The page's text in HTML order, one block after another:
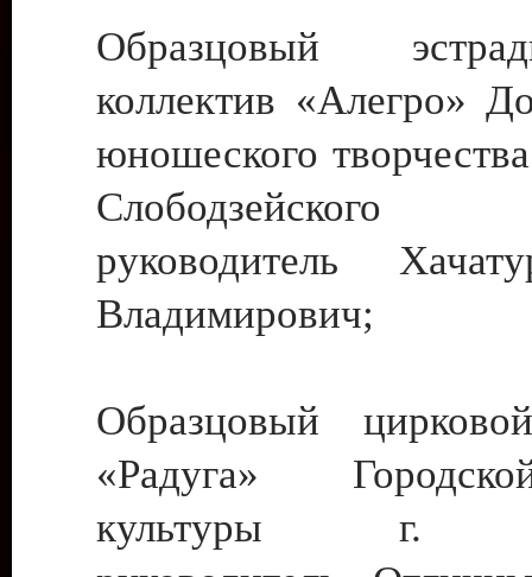
Образцовый
коллектив «Алегро»
юношеского
руководитель
Владимирович;
Образцовый
«Радуга»
культуры г.